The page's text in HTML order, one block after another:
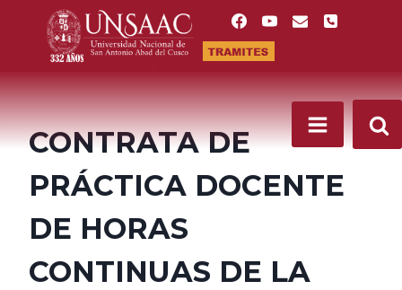
contenido
CONTRATA DE
PRÁCTICA DOCENTE
DE HORAS
CONTINUAS DE LA